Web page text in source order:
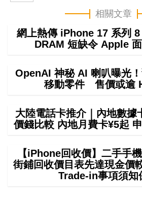
相關文章
網上熱傳 iPhone 17 系列 8
DRAM 短缺令 Apple
OpenAI 神秘 AI 喇叭曝光
移動零件 售價或逾
大陸電話卡推介｜內地數據
價錢比較 內地月費卡¥5起
【iPhone回收價】二手手
街鋪回收價目表先達現金價
Trade-in事項須知